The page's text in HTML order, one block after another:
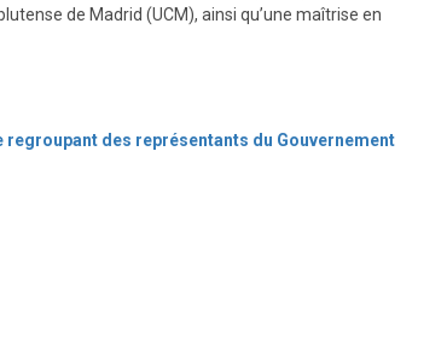
de Madrid (UCM), ainsi qu’une maîtrise en
des représentants du Gouvernement